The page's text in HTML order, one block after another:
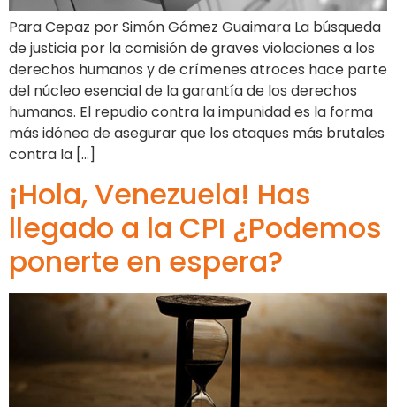
Para Cepaz por Simón Gómez Guaimara La búsqueda
de justicia por la comisión de graves violaciones a los
derechos humanos y de crímenes atroces hace parte
del núcleo esencial de la garantía de los derechos
humanos. El repudio contra la impunidad es la forma
más idónea de asegurar que los ataques más brutales
contra la […]
¡Hola, Venezuela! Has
llegado a la CPI ¿Podemos
ponerte en espera?